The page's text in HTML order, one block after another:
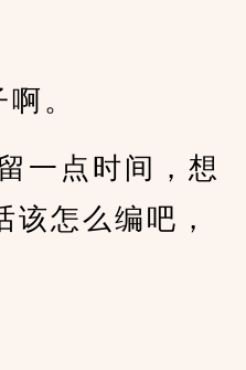
。
一点时间，想
该怎么编吧，